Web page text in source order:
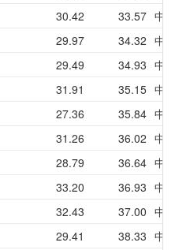
30.42 33.57 中
29.97 34.32 中
29.49 34.93 中
31.91 35.15 中
27.36 35.84 中
31.26 36.02 中
28.79 36.64 中
33.20 36.93 中
32.43 37.00 中
29.41 38.33 中